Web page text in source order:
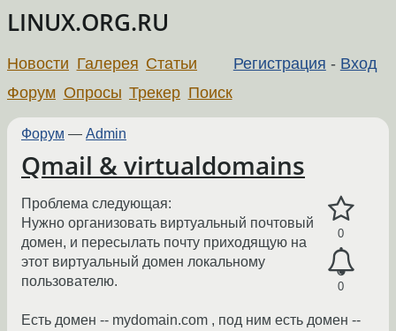
LINUX.ORG.RU
Регистрация - Вход
Новости Галерея Статьи
Форум Опросы Трекер Поиск
Форум — Admin
Qmail & virtualdomains
0
0
Проблема следующая:
Нужно организовать виртуальный почтовый
домен, и пересылать почту приходящую на
этот виртуальный домен локальному
пользователю.
Есть домен -- mydomain.com , под ним есть домен --